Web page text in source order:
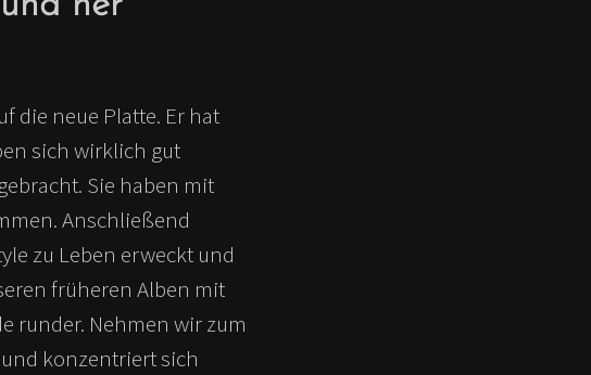
die neue Platte. Er hat
sich wirklich gut
Sie haben mit
Anschließend
zu Leben erweckt und
früheren Alben mit
runder. Nehmen wir zum
konzentriert sich